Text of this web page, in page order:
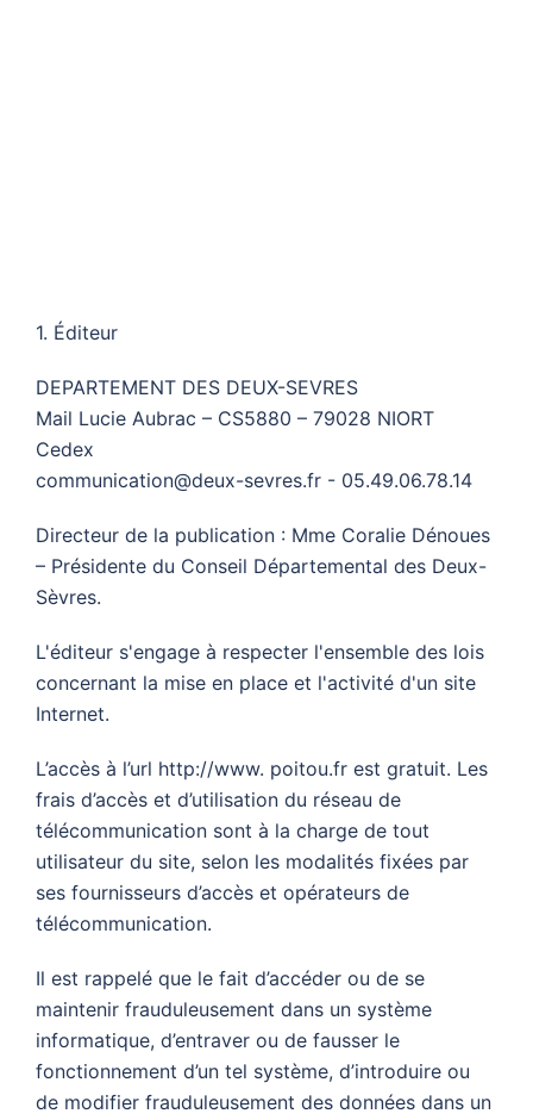
1. Éditeur
DEPARTEMENT DES DEUX-SEVRES
Mail Lucie Aubrac – CS5880 – 79028 NIORT
Cedex
communication@deux-sevres.fr - 05.49.06.78.14
Directeur de la publication : Mme Coralie Dénoues
– Présidente du Conseil Départemental des Deux-
Sèvres.
L'éditeur s'engage à respecter l'ensemble des lois
concernant la mise en place et l'activité d'un site
Internet.
L’accès à l’url http://www. poitou.fr est gratuit. Les
frais d’accès et d’utilisation du réseau de
télécommunication sont à la charge de tout
utilisateur du site, selon les modalités fixées par
ses fournisseurs d’accès et opérateurs de
télécommunication.
Il est rappelé que le fait d’accéder ou de se
maintenir frauduleusement dans un système
informatique, d’entraver ou de fausser le
fonctionnement d’un tel système, d’introduire ou
de modifier frauduleusement des données dans un